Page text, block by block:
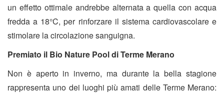
un effetto ottimale andrebbe alternata a quella con acqua
fredda a 18°C, per rinforzare il sistema cardiovascolare e
stimolare la circolazione sanguigna.
Premiato il Bio Nature Pool di Terme Merano
Non è aperto in inverno, ma durante la bella stagione
rappresenta uno dei luoghi più amati delle Terme Merano: